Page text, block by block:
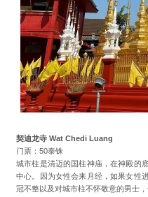
契迪龙寺 Wat Chedi Luang
门票：50泰铢
城市柱是清迈的国柱神庙，在神殿的
中心。因为女性会来月经，如果女性
冠不整以及对城市柱不怀敬意的男士